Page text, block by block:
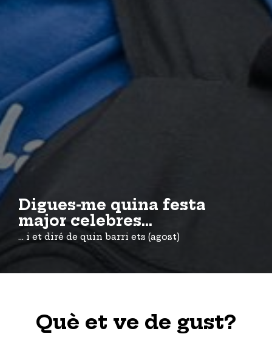
Digues-me quina festa
major celebres...
... i et diré de quin barri ets (agost)
Què et ve de gust?